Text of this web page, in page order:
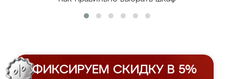
ФИКСИРУЕМ СКИДКУ В 5%